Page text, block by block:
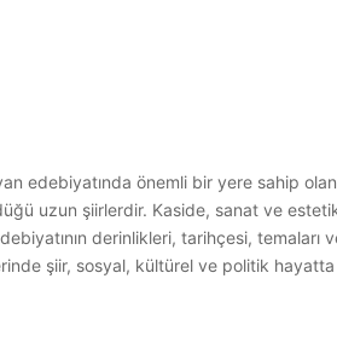
edebiyatında önemli bir yere sahip
uzun şiirlerdir. Kaside, sanat ve estetik
derinlikleri, tarihçesi, temaları
şiir, sosyal, kültürel ve politik